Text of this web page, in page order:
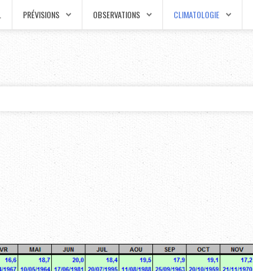
PRÉVISIONS OBSERVATIONS CLIMATOLOGIE